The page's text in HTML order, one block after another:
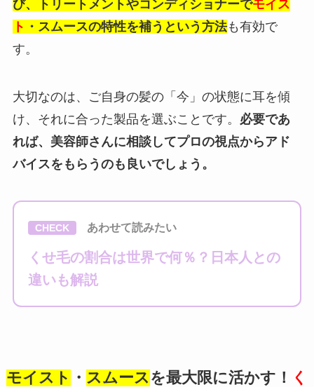
び、トリートメントやコンディショナーでモイス
ト ・ スムースの特性を補うという方法も有効で
す。
大切なのは、ご自身の髪の「今」の状態に耳を傾
け、それに合った製品を選ぶことです。 必要であ
れば、美容師さんに相談してプロの視点からアド
バイスをもらうのも良いでしょう。
CHECK あわせて読みたい
くせ毛の割合は世界で何％？日本人との
違いも解説
モイスト ・ スムース を最大限に活かす！ く